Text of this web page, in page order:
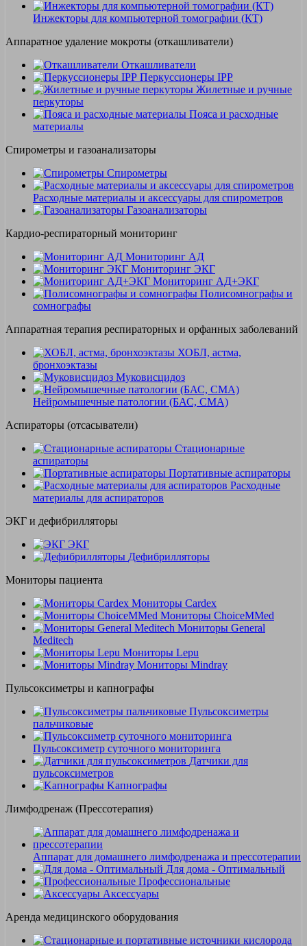
Инжекторы для компьютерной томографии (КТ)
Аппаратное удаление мокроты (откашливатели)
Откашливатели
Перкуссионеры IPP
Жилетные и ручные
перкуторы
Пояса и расходные
материалы
Спирометры и газоанализаторы
Спирометры
Расходные материалы и аксессуары для спирометров
Газоанализаторы
Кардио-респираторный мониторинг
Мониторинг АД
Мониторинг ЭКГ
Мониторинг АД+ЭКГ
Полисомнографы и
сомнографы
Аппаратная терапия респираторных и орфанных заболеваний
ХОБЛ, астма,
бронхоэктазы
Муковисцидоз
Нейромышечные патологии (БАС, СМА)
Аспираторы (отсасыватели)
Стационарные
аспираторы
Портативные аспираторы
Расходные
материалы для аспираторов
ЭКГ и дефибрилляторы
ЭКГ
Дефибрилляторы
Мониторы пациента
Мониторы Cardex
Мониторы ChoiceMMed
Мониторы General
Meditech
Мониторы Lepu
Мониторы Mindray
Пульсоксиметры и капнографы
Пульсоксиметры
пальчиковые
Пульсоксиметр суточного мониторинга
Датчики для
пульсоксиметров
Kапнографы
Лимфодренаж (Прессотерапия)
Аппарат для домашнего лимфодренажа и прессотерапии
Для дома - Оптимальный
Профессиональные
Аксессуары
Аренда медицинского оборудования